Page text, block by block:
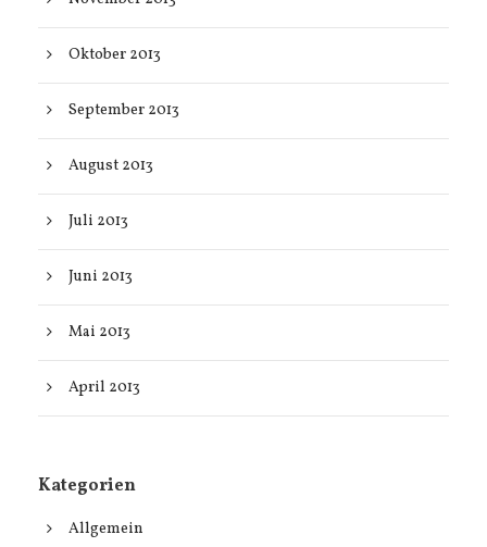
Oktober 2013
September 2013
August 2013
Juli 2013
Juni 2013
Mai 2013
April 2013
Kategorien
Allgemein